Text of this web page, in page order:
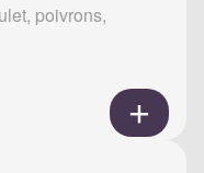
poivrons,